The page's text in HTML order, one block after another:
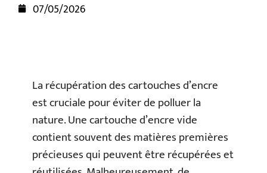
07/05/2026
La récupération des cartouches d’encre
est cruciale pour éviter de polluer la
nature. Une cartouche d’encre vide
contient souvent des matières premières
précieuses qui peuvent être récupérées et